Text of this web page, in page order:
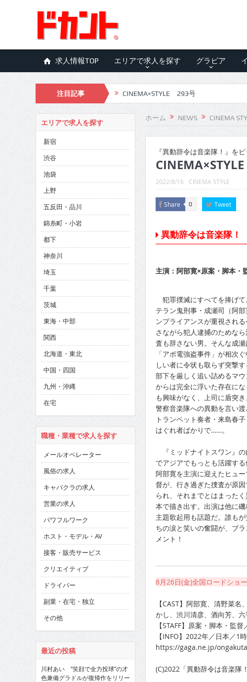
求人情報TOP エリアで求人を探す グラビア
注目記事 CINEMA×STYLE 293号
CINEMA×STYLE 292号
CINEMA×STYLE 291号
CINEMA×STYLE 290号
CINEMA×STYLE 289号
CINEMA×STYLE 288号
CINEMA×STYLE 287号
CINEMA×STYLE 286号
CINEMA×STYLE 285号
CINEMA×STYLE 294号
ホーム NEWS CINEMA
『異動辞令は音楽隊！』を
2022/8/16 CINEMA STYLE
Share 0 Tweet
異動辞令は音楽隊！
主演：阿部寛×原案・脚本・
犯罪撲滅にすべてを捧げ
テラン鬼刑事・成瀬司（阿
ンプライアンスが重視され
さながら犯人逮捕のためな
査も辞さない男。そんな成
「アポ電強盗事件」が相次
しい者に令状も取らず突撃す
部下を厳しく追い詰めるマ
からは完全に浮いた存在に
も興味がなく、上司に盾突
警察音楽隊への異動を言い
トランペット奏者・来島春
はぐれ者ばかりで……。
『ミッドナイトスワン』
でアジアでもっとも活躍す
阿部寛を主演に迎えたヒュ
督が、行き過ぎた捜査が原
られ、それまでとはまった
本で描き出す。出演は他に
主題歌起用も話題だ。誰も
ちの涙と笑いの奮闘が、ブ
メント！
8月26日(金)全国ロードショー
【CAST】阿部寛、清野菜
かし、渋川清彦、酒向芳、
【STAFF】原案・脚本・監
【INFO】2022年／日本／
https://gaga.ne.jp/
(C)2022「異動辞令は音楽隊
エリアで求人を探す
新宿
渋谷
池袋
上野
五反田・品川
錦糸町・小岩
都下
神奈川
埼玉
千葉
茨城
東海・中部
関西
北海道・東北
中国・四国
九州・沖縄
在宅
職種・業種で求人を探す
メールオペレーター
風俗の求人
キャバクラの求人
営業の求人
パワフルワーク
ホスト・モデル・AV
接客・販売サービス
クリエイティブ
ドライバー
副業・在宅・独立
その他
最近の投稿
川村あい “笑顔で全力投球”の才
色兼備グラドルが復帰作をリリー